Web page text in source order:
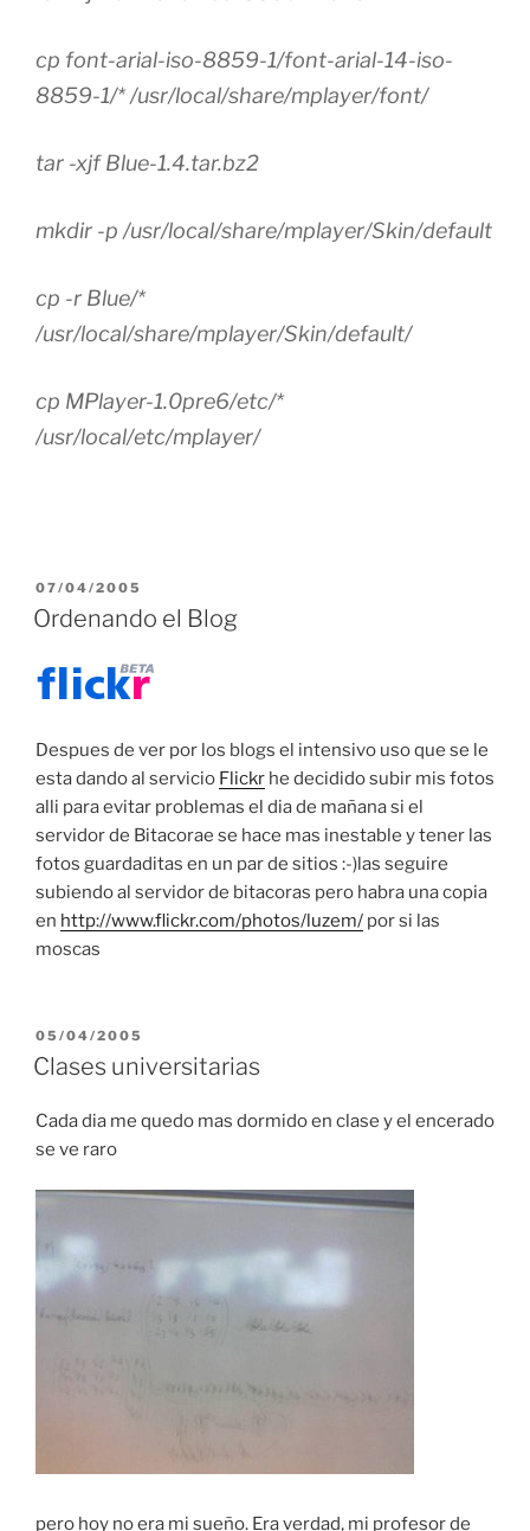
cp font-arial-iso-8859-1/font-arial-14-iso-
8859-1/* /usr/local/share/mplayer/font/
tar -xjf Blue-1.4.tar.bz2
mkdir -p /usr/local/share/mplayer/Skin/default
cp -r Blue/*
/usr/local/share/mplayer/Skin/default/
cp MPlayer-1.0pre6/etc/*
/usr/local/etc/mplayer/
POSTED
ON
07/04/2005
Ordenando el Blog
Despues de ver por los blogs el intensivo uso que se le
esta dando al servicio Flickr he decidido subir mis fotos
alli para evitar problemas el dia de mañana si el
servidor de Bitacorae se hace mas inestable y tener las
fotos guardaditas en un par de sitios :-)las seguire
subiendo al servidor de bitacoras pero habra una copia
en http://www.flickr.com/photos/luzem/ por si las
moscas
POSTED
ON
05/04/2005
Clases universitarias
Cada dia me quedo mas dormido en clase y el encerado
se ve raro
pero hoy no era mi sueño. Era verdad, mi profesor de